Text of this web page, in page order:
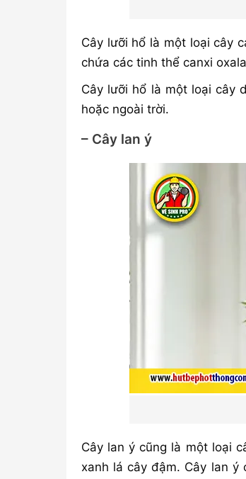
Cây lưỡi hổ là một loại cây
chứa các tinh thể canxi
Cây lưỡi hổ là một loại cây
hoặc ngoài trời.
– Cây lan ý
Cây lan ý cũng là một loại
xanh lá cây đậm. Cây lan ý